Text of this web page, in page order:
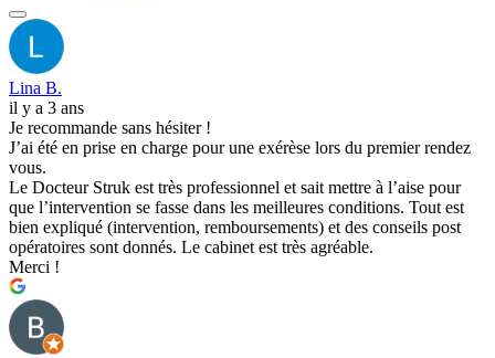
Lina B.
il y a 3 ans
Je recommande sans hésiter !
J’ai été en prise en charge pour une exérèse lors du premier rendez
vous.
Le Docteur Struk est très professionnel et sait mettre à l’aise pour
que l’intervention se fasse dans les meilleures conditions. Tout est
bien expliqué (intervention, remboursements) et des conseils post
opératoires sont donnés. Le cabinet est très agréable.
Merci !